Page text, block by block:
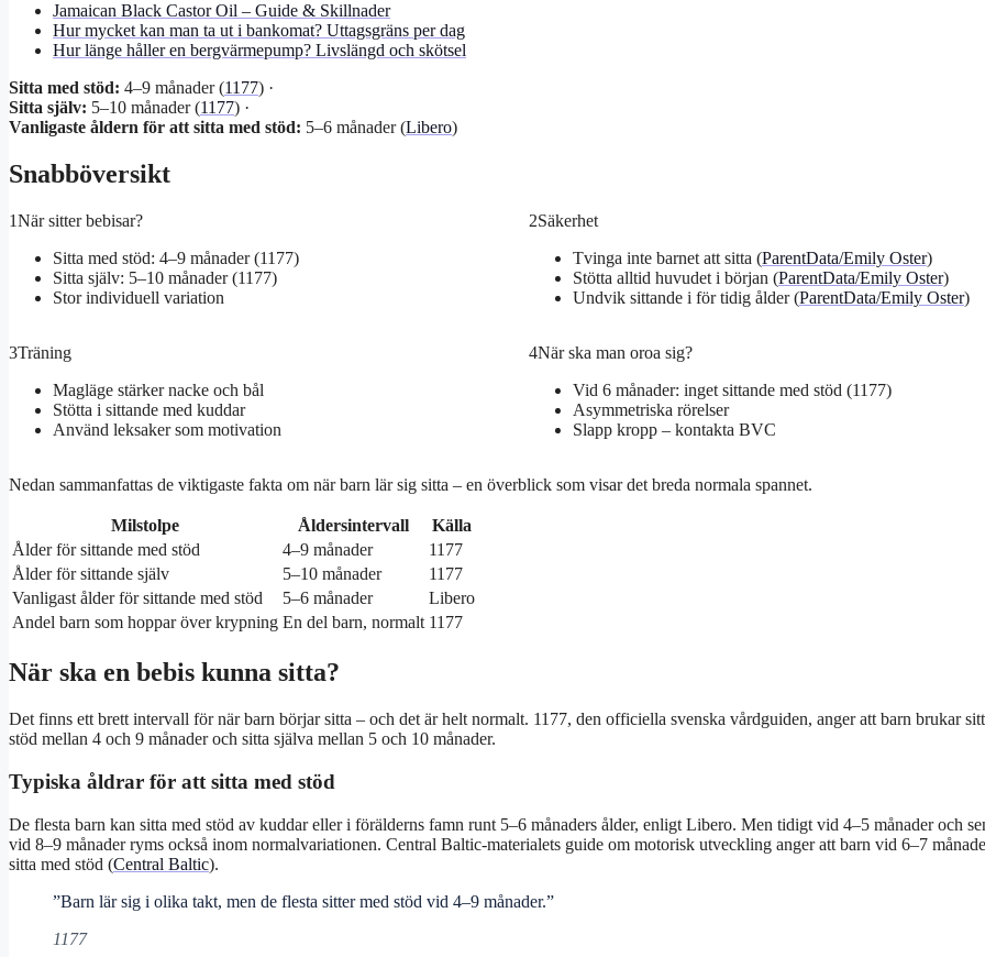
Jamaican Black Castor Oil – Guide & Skillnader
Hur mycket kan man ta ut i bankomat? Uttagsgräns per dag
Hur länge håller en bergvärmepump? Livslängd och skötsel
Sitta med stöd: 4–9 månader (1177) ·
Sitta själv: 5–10 månader (1177) ·
Vanligaste åldern för att sitta med stöd: 5–6 månader (Libero)
Snabböversikt
1När sitter bebisar?
Sitta med stöd: 4–9 månader (1177)
Sitta själv: 5–10 månader (1177)
Stor individuell variation
2Säkerhet
Tvinga inte barnet att sitta (ParentData/Emily Oster)
Stötta alltid huvudet i början (ParentData/Emily Oster)
Undvik sittande i för tidig ålder (ParentData/Emily Oster)
3Träning
Magläge stärker nacke och bål
Stötta i sittande med kuddar
Använd leksaker som motivation
4När ska man oroa sig?
Vid 6 månader: inget sittande med stöd (1177)
Asymmetriska rörelser
Slapp kropp – kontakta BVC
Nedan sammanfattas de viktigaste fakta om när barn lär sig sitta – en överblick som visar det breda normala spannet.
Milstolpe Åldersintervall
Källa
Ålder för sittande med stöd
4–9 månader
1177
Ålder för sittande själv
5–10 månader
1177
Vanligast ålder för sittande med stöd
5–6 månader
Libero
Andel barn som hoppar över krypning En del barn, normalt 1177
När ska en bebis kunna sitta?
Det finns ett brett intervall för när barn börjar sitta – och det är helt normalt. 1177, den officiella svenska vårdguiden, anger att barn brukar
stöd mellan 4 och 9 månader och sitta själva mellan 5 och 10 månader.
Typiska åldrar för att sitta med stöd
De flesta barn kan sitta med stöd av kuddar eller i förälderns famn runt 5–6 månaders ålder, enligt Libero. Men tidigt vid 4–5 månader och
vid 8–9 månader ryms också inom normalvariationen. Central Baltic-materialets guide om motorisk utveckling anger att barn vid 6–7
sitta med stöd (Central Baltic).
”Barn lär sig i olika takt, men de flesta sitter med stöd vid 4–9 månader.”
1177